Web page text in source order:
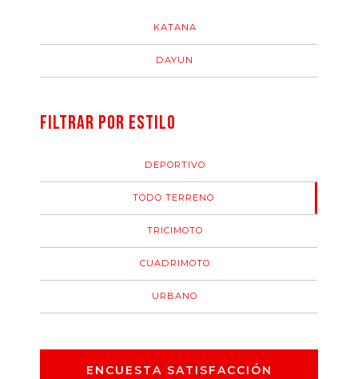
KATANA
DAYUN
FILTRAR POR ESTILO
DEPORTIVO
TODO TERRENO
TRICIMOTO
CUADRIMOTO
URBANO
ENCUESTA SATISFACCIÓN